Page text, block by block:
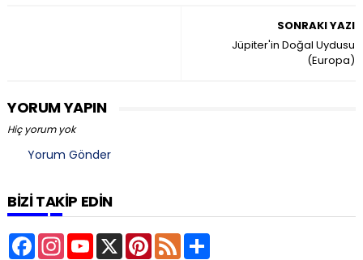
SONRAKI YAZI
Jüpiter'in Doğal Uydusu
(Europa)
YORUM YAPIN
Hiç yorum yok
Yorum Gönder
BİZİ TAKİP EDİN
F
a
I
Y
X
P
F
S